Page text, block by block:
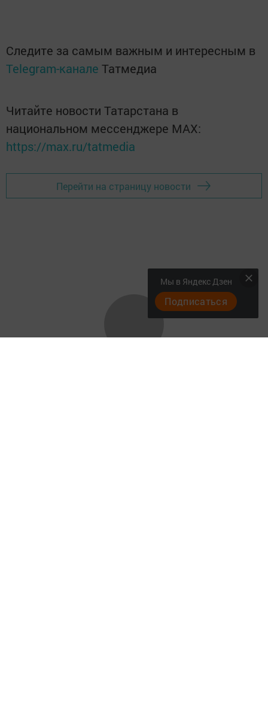
Следите за самым важным и интересным в
Telegram-канале Татмедиа
Читайте новости Татарстана в
национальном мессенджере MАХ:
https://max.ru/tatmedia
Перейти на страницу новости
Мы в Яндекс Дзен
Подписаться